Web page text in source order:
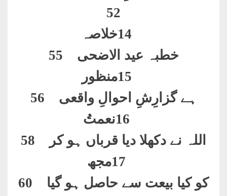
52
14خلاصہ
خطبہ عید الاضحی 55
15منظور
ہے گزارِشِ احوالِ واقعی 56
16نعمتُ
اللہ نے دکھلا دیا قرباں ہو کر 58
17مجھ
کو کیا بیعت سے حاصل ہو گیا 60